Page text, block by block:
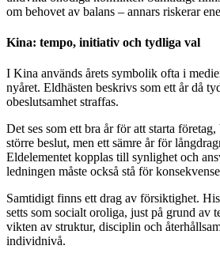
om behovet av balans – annars riskerar
Kina: tempo, initiativ och tydliga val
I Kina används årets symbolik ofta i
nyåret. Eldhästen beskrivs som ett år då
obeslutsamhet straffas.
Det ses som ett bra år för att starta
större beslut, men ett sämre år för
Eldelementet kopplas till synlighet och
ledningen måste också stå för
Samtidigt finns ett drag av försiktighet.
setts som socialt oroliga, just på grund av
vikten av struktur, disciplin och
individnivå.